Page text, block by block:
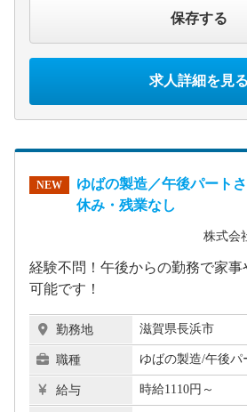
保存する
求人詳細を見る
NEW
ゆばの製造／午後パート
休み・残業なし
株式会
経験不問！午後からの勤務で家事
可能です！
勤務地 滋賀県長浜市
職種 ゆばの製造/午後パ
給与 時給1110円～